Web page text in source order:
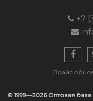
+7
Прайс
© 1999—2026 Оптовая